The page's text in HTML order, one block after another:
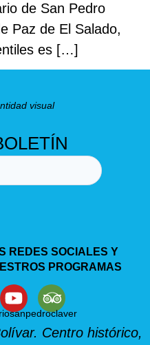
de San Pedro
Paz de El Salado,
es […]
visual
REDES SOCIALES Y
PROGRAMAS
Centro histórico,